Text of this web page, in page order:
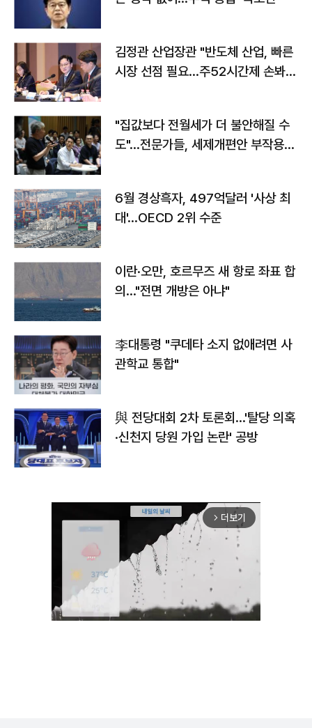
김정관 산업장관 "반도체 산업, 빠른
시장 선점 필요…주52시간제 손봐
"집값보다 전월세가 더 불안해질 수
도"…전문가들, 세제개편안 부작용
6월 경상흑자, 497억달러 '사상 최
대'…OECD 2위 수준
이란·오만, 호르무즈 새 항로 좌표 합
의…"전면 개방은 아냐"
李대통령 "쿠데타 소지 없애려면 사
관학교 통합"
與 전당대회 2차 토론회…'탈당 의혹
·신천지 당원 가입 논란' 공방
arrow_forward_ios 더보기